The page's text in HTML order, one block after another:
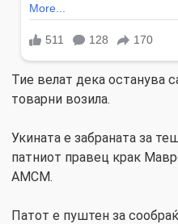
Тие велат дека останува
товарни возила.
Укината е забраната за
патниот правец крак
АМСМ.
Патот е пуштен за